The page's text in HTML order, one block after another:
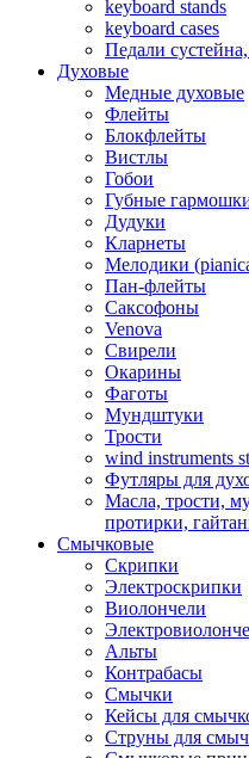
keyboard stands
keyboard cases
Педали
Духовые
Медные духовые
Флейты
Блокфлейты
Вистлы
Гобои
Губные
Дудуки
Кларнеты
Мелодики
Пан-флейты
Саксофоны
Venova
Свирели
Окарины
Фаготы
Мундштуки
Трости
wind instruments
Футляры для
Масла, трости,
протирки,
Смычковые
Скрипки
Электроскрипки
Виолончели
Альты
Контрабасы
Смычки
Кейсы для
Струны для